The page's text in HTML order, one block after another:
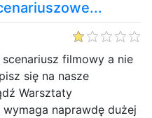
filmowy a nie
się na nasze
Warsztaty
wymaga naprawdę dużej